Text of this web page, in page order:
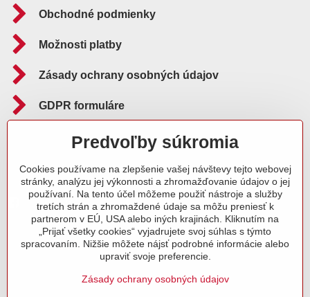
Obchodné podmienky
Možnosti platby
Zásady ochrany osobných údajov
GDPR formuláre
Reklamačný poriadok
Sledujte nás aj na:
Facebook Instagram Blog
Predvoľby súkromia
Cookies používame na zlepšenie vašej návštevy tejto webovej
stránky, analýzu jej výkonnosti a zhromažďovanie údajov o jej
používaní. Na tento účel môžeme použiť nástroje a služby
tretích strán a zhromaždené údaje sa môžu preniesť k
partnerom v EÚ, USA alebo iných krajinách. Kliknutím na
„Prijať všetky cookies“ vyjadrujete svoj súhlas s týmto
spracovaním. Nižšie môžete nájsť podrobné informácie alebo
upraviť svoje preferencie.
Zásady ochrany osobných údajov